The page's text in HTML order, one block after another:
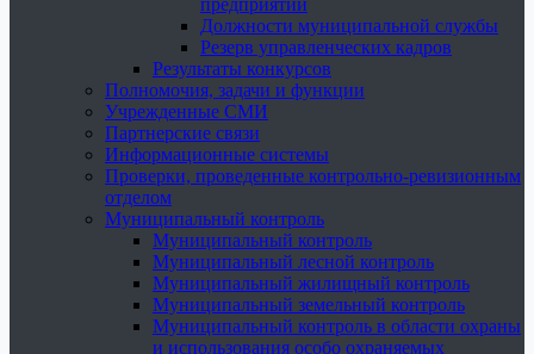
предприятий
Должности муниципальной службы
Резерв управленческих кадров
Результаты конкурсов
Полномочия, задачи и функции
Учрежденные СМИ
Партнерские связи
Информационные системы
Проверки, проведенные контрольно-ревизионным
отделом
Муниципальный контроль
Муниципальный контроль
Муниципальный лесной контроль
Муниципальный жилищный контроль
Муниципальный земельный контроль
Муниципальный контроль в области охраны
и использования особо охраняемых